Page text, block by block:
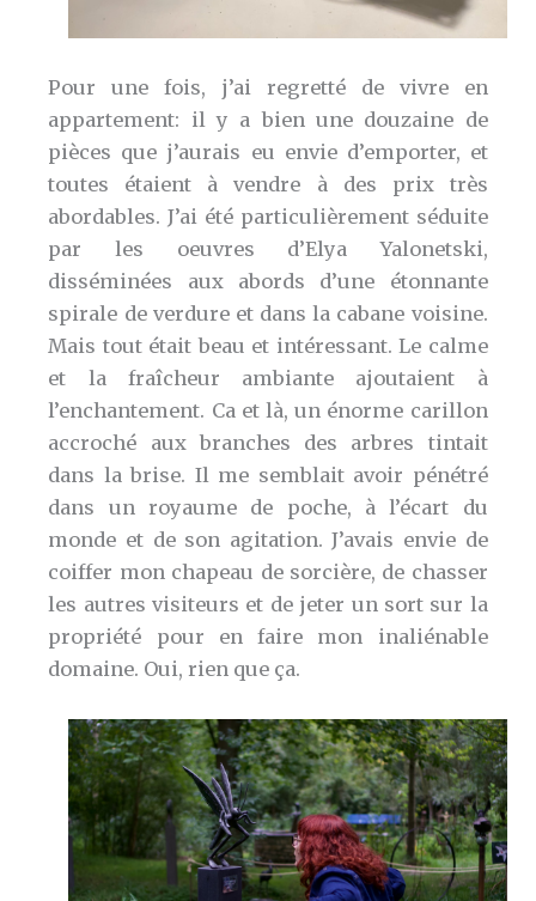
Pour une fois, j’ai regretté de vivre en
appartement: il y a bien une douzaine de
pièces que j’aurais eu envie d’emporter, et
toutes étaient à vendre à des prix très
abordables. J’ai été particulièrement séduite
par les oeuvres d’Elya Yalonetski,
disséminées aux abords d’une étonnante
spirale de verdure et dans la cabane voisine.
Mais tout était beau et intéressant. Le calme
et la fraîcheur ambiante ajoutaient à
l’enchantement. Ca et là, un énorme carillon
accroché aux branches des arbres tintait
dans la brise. Il me semblait avoir pénétré
dans un royaume de poche, à l’écart du
monde et de son agitation. J’avais envie de
coiffer mon chapeau de sorcière, de chasser
les autres visiteurs et de jeter un sort sur la
propriété pour en faire mon inaliénable
domaine. Oui, rien que ça.